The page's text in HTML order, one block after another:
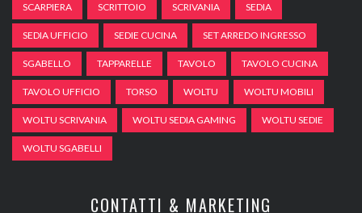
SCARPIERA SCRITTOIO SCRIVANIA SEDIA
SEDIA UFFICIO SEDIE CUCINA SET ARREDO INGRESSO
SGABELLO TAPPARELLE TAVOLO TAVOLO CUCINA
TAVOLO UFFICIO TORSO WOLTU WOLTU MOBILI
WOLTU SCRIVANIA WOLTU SEDIA GAMING WOLTU SEDIE
WOLTU SGABELLI
CONTATTI & MARKETING